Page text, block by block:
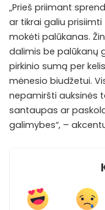
„Prieš priimant
ar tikrai galiu
mokėti palūkanas.
dalimis be palūkanų
pirkinio sumą per
mėnesio biudžetui.
nepamiršti auksinės
santaupas ar
galimybes“, –